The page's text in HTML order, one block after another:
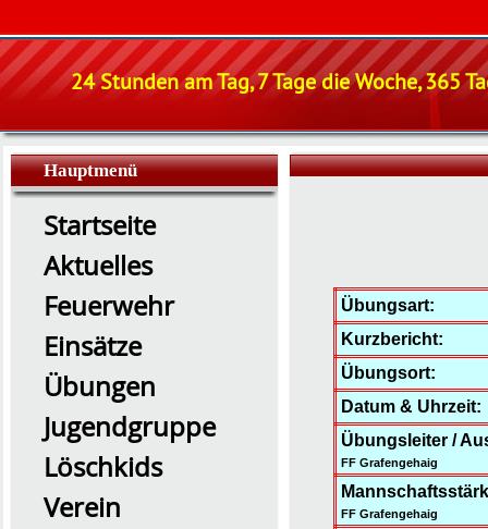
24 Stunden am Tag, 7 Tage die Woche, 365
Hauptmenü
Startseite
Aktuelles
Feuerwehr
Einsätze
Übungen
Jugendgruppe
Löschkids
Verein
Übungsart:
Kurzbericht:
Übungsort:
Datum & Uhrzeit:
Übungsleiter /
FF Grafengehaig
FF Grafengehaig